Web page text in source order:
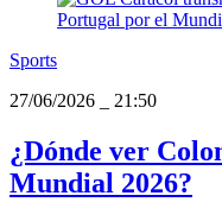
Sports
27/06/2026
21:50
¿Dónde ver
Mundial 2026?